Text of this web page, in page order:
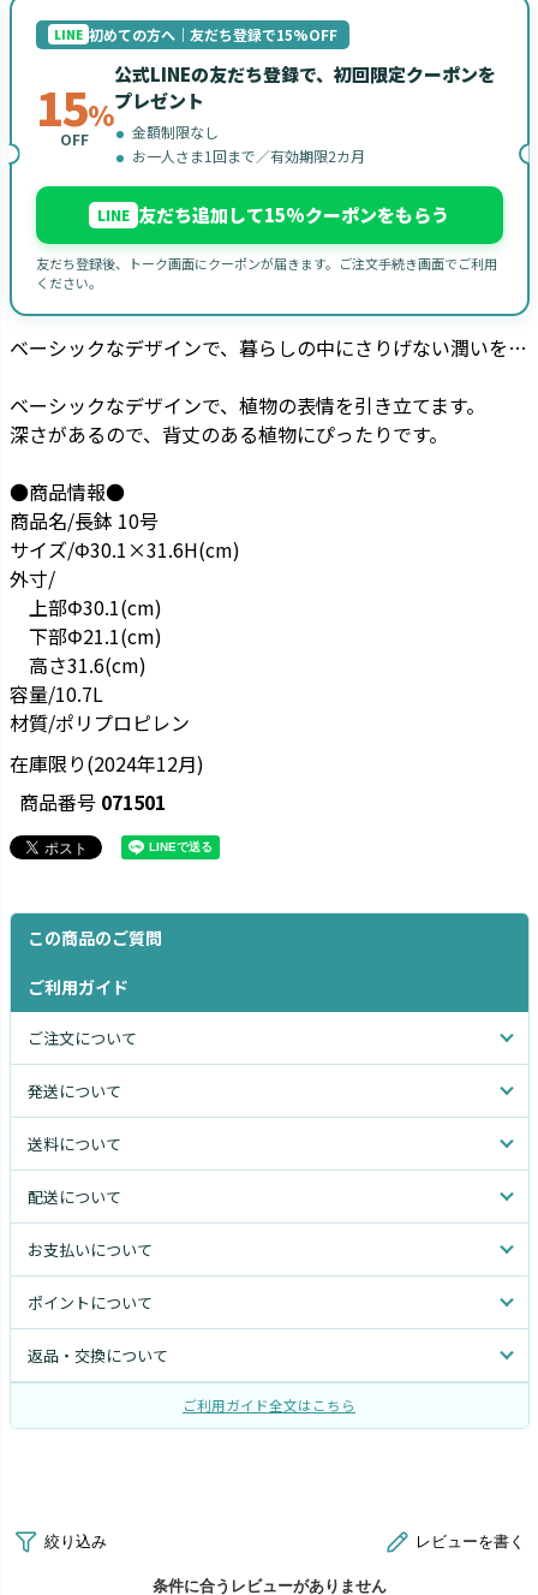
LINE 初めての方へ｜友だち登録で15%OFF
15%
OFF
公式LINEの友だち登録で、初回限定クーポンを
プレゼント
金額制限なし
お一人さま1回まで／有効期限2カ月
LINE 友だち追加して15%クーポンをもらう
友だち登録後、トーク画面にクーポンが届きます。ご注文手続き画面でご利用
ください。
ベーシックなデザインで、暮らしの中にさりげない潤いを…
ベーシックなデザインで、植物の表情を引き立てます。
深さがあるので、背丈のある植物にぴったりです。
●商品情報●
商品名/長鉢 10号
サイズ/Φ30.1×31.6H(cm)
外寸/
上部Φ30.1(cm)
下部Φ21.1(cm)
高さ31.6(cm)
容量/10.7L
材質/ポリプロピレン
在庫限り(2024年12月)
商品番号 071501
この商品のご質問
ご利用ガイド
ご注文について
発送について
送料について
配送について
お支払いについて
ポイントについて
返品・交換について
ご利用ガイド全文はこちら